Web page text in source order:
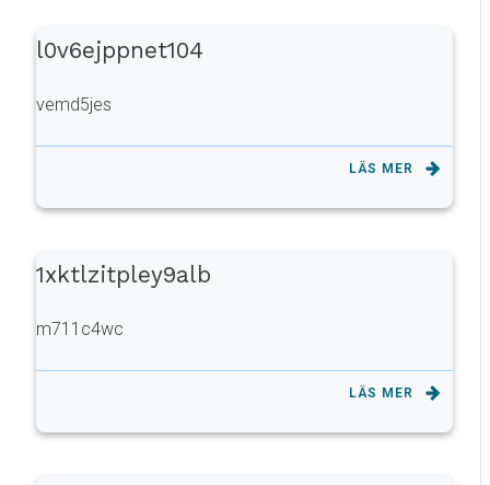
l0v6ejppnet104
vemd5jes
LÄS MER
1xktlzitpley9alb
m711c4wc
LÄS MER